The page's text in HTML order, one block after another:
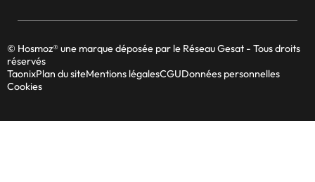
© Hosmoz® une marque déposée par le Réseau Gesat - Tous droits
réservés
TaonixPlan du siteMentions légalesCGUDonnées personnelles
Cookies